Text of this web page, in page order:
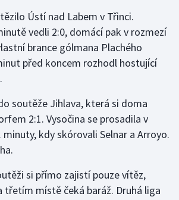
Ústí nad Labem v Třinci.
vedli 2:0, domácí pak v rozmezí
brance gólmana Plachého
před koncem rozhodl hostující
soutěže Jihlava, která si doma
2:1. Vysočina se prosadila v
minuty, kdy skórovali Selnar a Arroyo.
si přímo zajistí pouze vítěz,
třetím místě čeká baráž. Druhá liga